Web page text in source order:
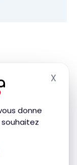
donne
X
billet avec
et
plus la
on peut
de la classe